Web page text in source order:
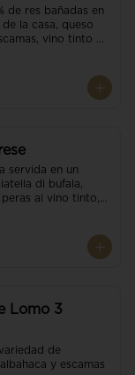
de res bañadas en
la casa, queso
vino tinto y
servida en un
di bufala,
al vino tinto,
de balsámico.
Lomo 3
de
y escamas